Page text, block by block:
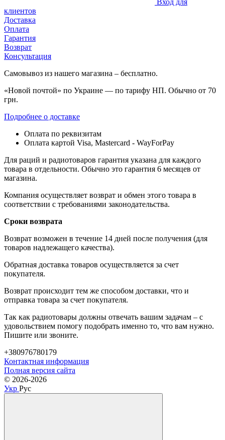
клиентов
Доставка
Оплата
Гарантия
Возврат
Консультация
Самовывоз из нашего магазина – бесплатно.
«Новой почтой» по Украине — по тарифу НП. Обычно от 70
грн.
Подробнее о доставке
Оплата по реквизитам
Оплата картой Visa, Mastercard - WayForPay
Для раций и радиотоваров гарантия указана для каждого
товара в отдельности. Обычно это гарантия 6 месяцев от
магазина.
Компания осуществляет возврат и обмен этого товара в
соответствии с требованиями законодательства.
Сроки возврата
Возврат возможен в течение 14 дней после получения (для
товаров надлежащего качества).
Обратная доставка товаров осуществляется за счет
покупателя.
Возврат происходит тем же способом доставки, что и
отправка товара за счет покупателя.
Так как радиотовары должны отвечать вашим задачам – с
удовольствием помогу подобрать именно то, что вам нужно.
Пишите или звоните.
+380976780179
Контактная информация
Полная версия сайта
© 2026-2026
Укр Рус